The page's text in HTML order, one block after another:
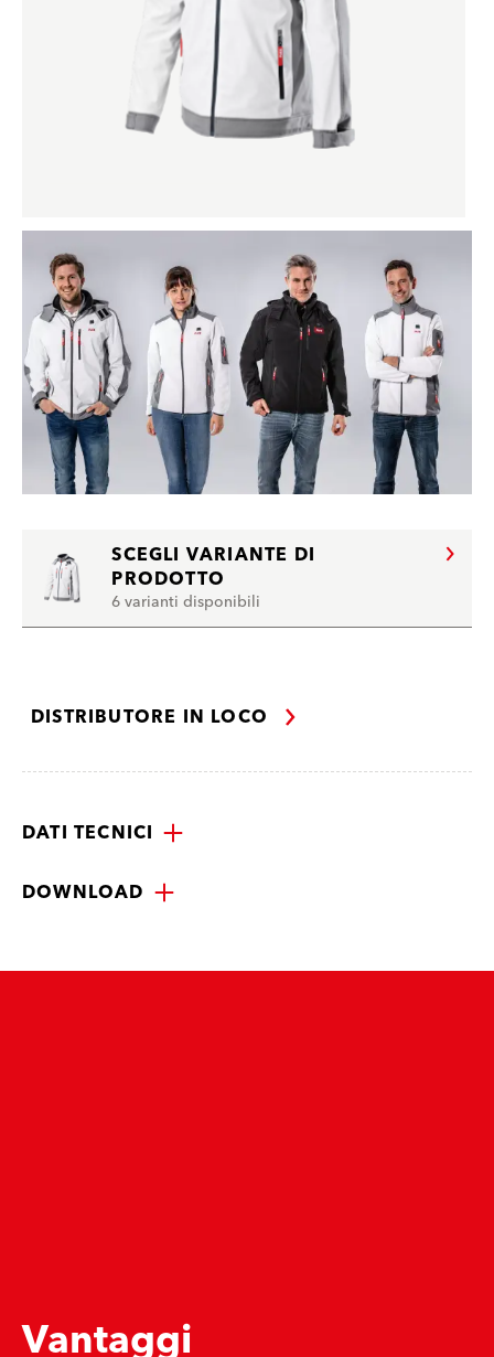
SCEGLI VARIANTE DI
PRODOTTO
6 varianti disponibili
DISTRIBUTORE IN LOCO
DATI TECNICI
DOWNLOAD
Vantaggi